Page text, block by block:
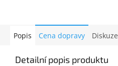
Popis Cena dopravy Diskuze
Detailní popis produktu